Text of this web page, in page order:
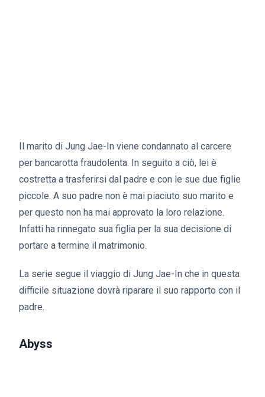
Il marito di Jung Jae-In viene condannato al carcere
per bancarotta fraudolenta. In seguito a ciò, lei è
costretta a trasferirsi dal padre e con le sue due figlie
piccole. A suo padre non è mai piaciuto suo marito e
per questo non ha mai approvato la loro relazione.
Infatti ha rinnegato sua figlia per la sua decisione di
portare a termine il matrimonio.
La serie segue il viaggio di Jung Jae-In che in questa
difficile situazione dovrà riparare il suo rapporto con il
padre.
Abyss